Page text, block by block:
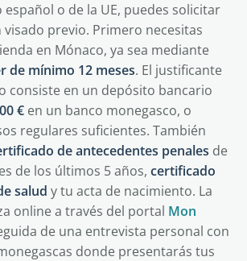
o de la UE, puedes solicitar
previo. Primero necesitas
en Mónaco, ya sea mediante
de mínimo 12 meses. El justificante
consiste en un depósito bancario
€ en un banco monegasco, o
regulares suficientes. También
de antecedentes penales de
de los últimos 5 años, certificado
salud y tu acta de nacimiento. La
online a través del portal Mon
de una entrevista personal con
donde presentarás tus